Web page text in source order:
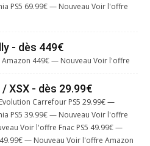
PS5 69.99€ — Nouveau Voir l'offre
- dès 449€
Amazon 449€ — Nouveau Voir l'offre
XSX - dès 29.99€
Carrefour PS5 29.99€ —
PS5 39.99€ — Nouveau Voir l'offre
Voir l'offre Fnac PS5 49.99€ —
— Nouveau Voir l'offre Amazon